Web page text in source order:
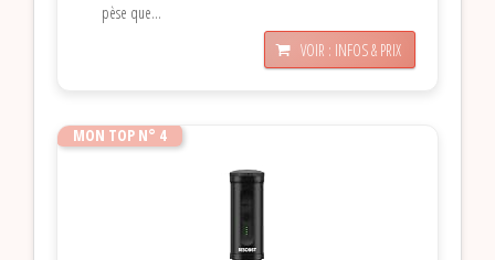
pèse que...
VOIR : INFOS & PRIX
MON TOP N° 4